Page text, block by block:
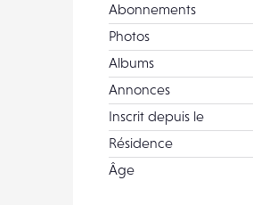
Abonnements
Photos
Albums
Annonces
Inscrit depuis le
Résidence
Âge